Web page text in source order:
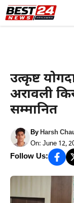
Skip
to
उत्कृष्ट
अरावली
सम्मानित
ByHarsh
On: June 12,
Follow Us: